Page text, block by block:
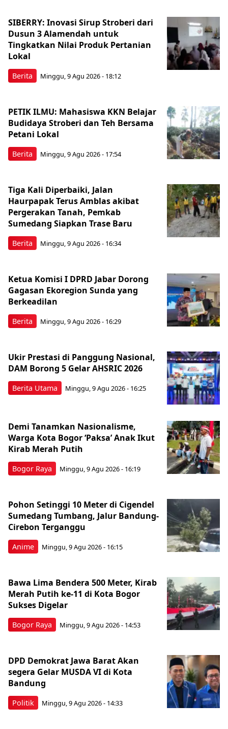
Berita
SIBERRY: Inovasi Sirup Stroberi dari
Dusun 3 Alamendah untuk
Tingkatkan Nilai Produk Pertanian
Lokal
Minggu, 9 Agu 2026 - 18:12
Berita
PETIK ILMU: Mahasiswa KKN Belajar
Budidaya Stroberi dan Teh Bersama
Petani Lokal
Minggu, 9 Agu 2026 - 17:54
Berita
Tiga Kali Diperbaiki, Jalan
Haurpapak Terus Amblas akibat
Pergerakan Tanah, Pemkab
Sumedang Siapkan Trase Baru
Minggu, 9 Agu 2026 - 16:34
Berita
Ketua Komisi I DPRD Jabar Dorong
Gagasan Ekoregion Sunda yang
Berkeadilan
Minggu, 9 Agu 2026 - 16:29
Berita Utama
Ukir Prestasi di Panggung Nasional,
DAM Borong 5 Gelar AHSRIC 2026
Minggu, 9 Agu 2026 - 16:25
Bogor Raya
Demi Tanamkan Nasionalisme,
Warga Kota Bogor ‘Paksa’ Anak Ikut
Kirab Merah Putih
Minggu, 9 Agu 2026 - 16:19
Anime
Pohon Setinggi 10 Meter di Cigendel
Sumedang Tumbang, Jalur Bandung-
Cirebon Terganggu
Minggu, 9 Agu 2026 - 16:15
Bogor Raya
Bawa Lima Bendera 500 Meter, Kirab
Merah Putih ke-11 di Kota Bogor
Sukses Digelar
Minggu, 9 Agu 2026 - 14:53
Politik
DPD Demokrat Jawa Barat Akan
segera Gelar MUSDA VI di Kota
Bandung
Minggu, 9 Agu 2026 - 14:33